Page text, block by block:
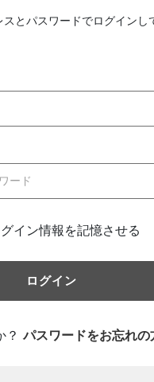
とパスワードでログインし
グイン情報を記憶させる
ログイン
？ パスワードをお忘れの